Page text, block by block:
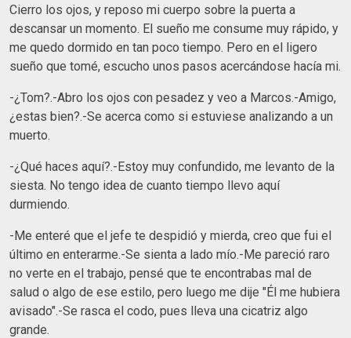
Cierro los ojos, y reposo mi cuerpo sobre la puerta a
descansar un momento. El sueño me consume muy rápido, y
me quedo dormido en tan poco tiempo. Pero en el ligero
sueño que tomé, escucho unos pasos acercándose hacía mi.
-¿Tom?.-Abro los ojos con pesadez y veo a Marcos.-Amigo,
¿estas bien?.-Se acerca como si estuviese analizando a un
muerto.
-¿Qué haces aquí?.-Estoy muy confundido, me levanto de la
siesta. No tengo idea de cuanto tiempo llevo aquí
durmiendo.
-Me enteré que el jefe te despidió y mierda, creo que fui el
último en enterarme.-Se sienta a lado mío.-Me pareció raro
no verte en el trabajo, pensé que te encontrabas mal de
salud o algo de ese estilo, pero luego me dije "Él me hubiera
avisado".-Se rasca el codo, pues lleva una cicatriz algo
grande.